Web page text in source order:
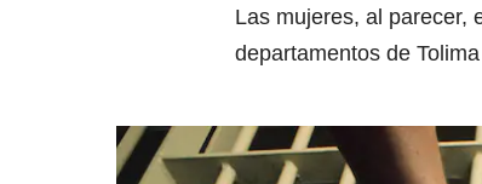
Las mujeres, al parecer,
departamentos de